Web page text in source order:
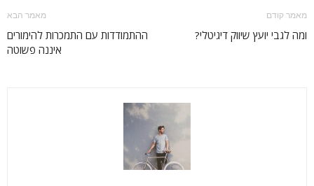
מאמר קודם
ומה לגבי יועץ שיווק דיגיטלי?
מאמר הבא
ההתמודדות עם התמכרות להימורים
איננה פשוטה